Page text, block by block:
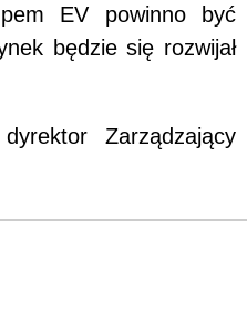
EV powinno być
będzie się rozwijał
Zarządzający